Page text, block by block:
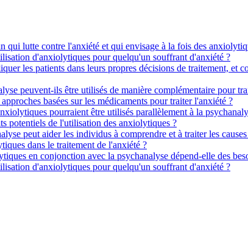
qui lutte contre l'anxiété et qui envisage à la fois des
d'anxiolytiques pour quelqu'un souffrant d'anxiété ?
les patients dans leurs propres décisions de traitement,
peuvent-ils être utilisés de manière complémentaire pour
basées sur les médicaments pour traiter l'anxiété ?
pourraient être utilisés parallèlement à la
potentiels de l'utilisation des anxiolytiques ?
peut aider les individus à comprendre et à traiter les
dans le traitement de l'anxiété ?
en conjonction avec la psychanalyse dépend-elle des
d'anxiolytiques pour quelqu'un souffrant d'anxiété ?